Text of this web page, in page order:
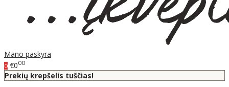
Mano paskyra
0 €000
Prekių krepšelis tuščias!